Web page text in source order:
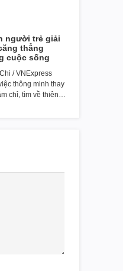
người trẻ giải
thẳng
cuộc sống
/ VNExpress
thông minh thay
chỉ, tìm về thiên…